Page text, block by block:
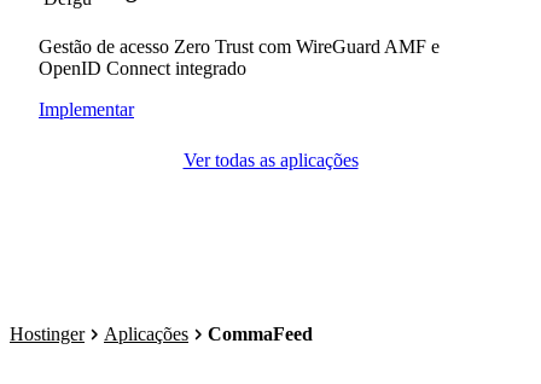
Gestão de acesso Zero Trust com WireGuard AMF e
OpenID Connect integrado
Implementar
Ver todas as aplicações
Hostinger Aplicações CommaFeed